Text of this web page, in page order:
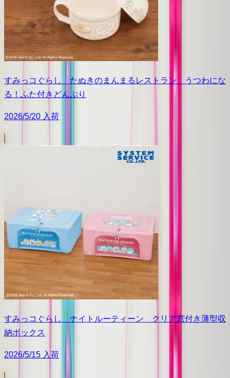
すみっコぐらし たぬきのまんまるレストラン うつわにな
る！ふた付きどんぶり
2026/5/20 入荷
すみっコぐらし ナイトルーティーン クリア窓付き薄型収
納ボックス
2026/5/15 入荷